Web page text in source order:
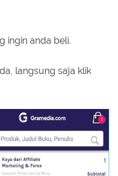
ingin anda beli.
langsung saja klik